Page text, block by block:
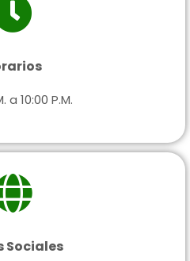
a 10:00 P.M.
Sociales